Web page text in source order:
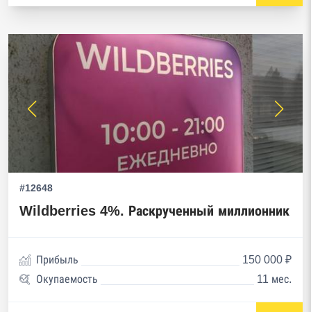
#12648
Wildberries 4%. Раскрученный миллионник
Прибыль
150 000 ₽
Окупаемость
11 мес.